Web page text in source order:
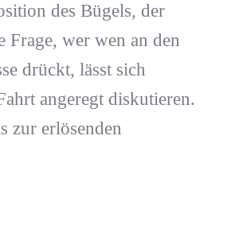
des Bügels, der
Frage, wer wen an den
drückt, lässt sich
angeregt diskutieren.
zur erlösenden